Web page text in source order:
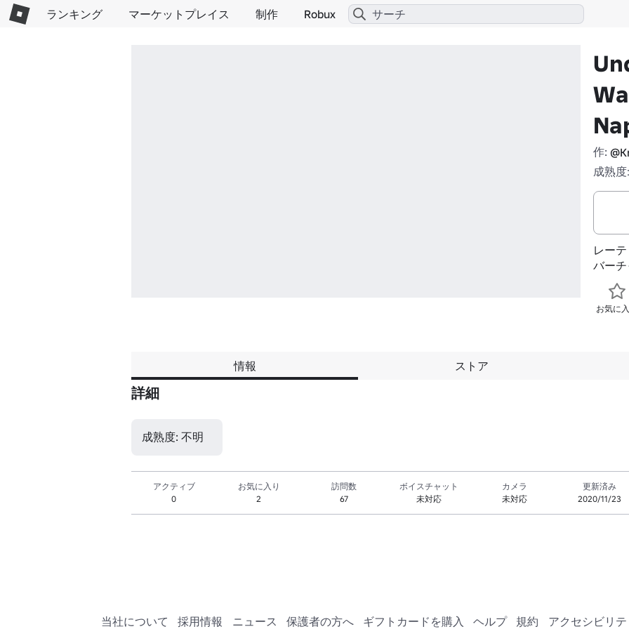
ランキング マーケットプレイス 制作 Robux
作:
成熟
レー
バー
お気に
情報 ストア
詳細
成熟度: 不明
アクティブ
0
お気に入り
2
訪問数
67
ボイスチャット
未対応
カメラ
未対応
更新済み
2020/11/23
当社について 採用情報 ニュース 保護者の方へ ギフトカードを購入 ヘルプ 規約 アクセシビリ